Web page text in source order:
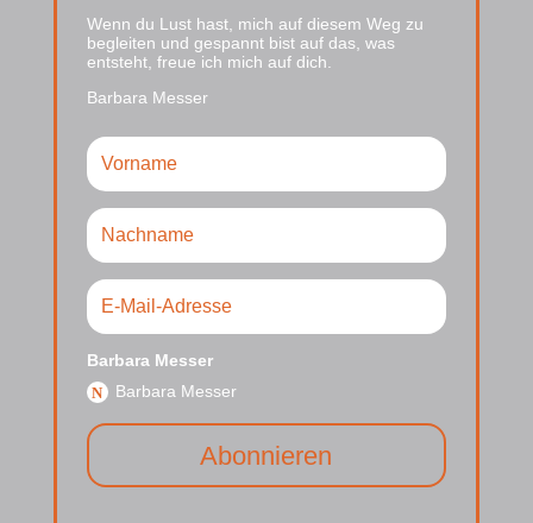
Wenn du Lust hast, mich auf diesem Weg zu
begleiten und gespannt bist auf das, was
entsteht, freue ich mich auf dich.
Barbara Messer
Barbara Messer
Barbara Messer
Abonnieren